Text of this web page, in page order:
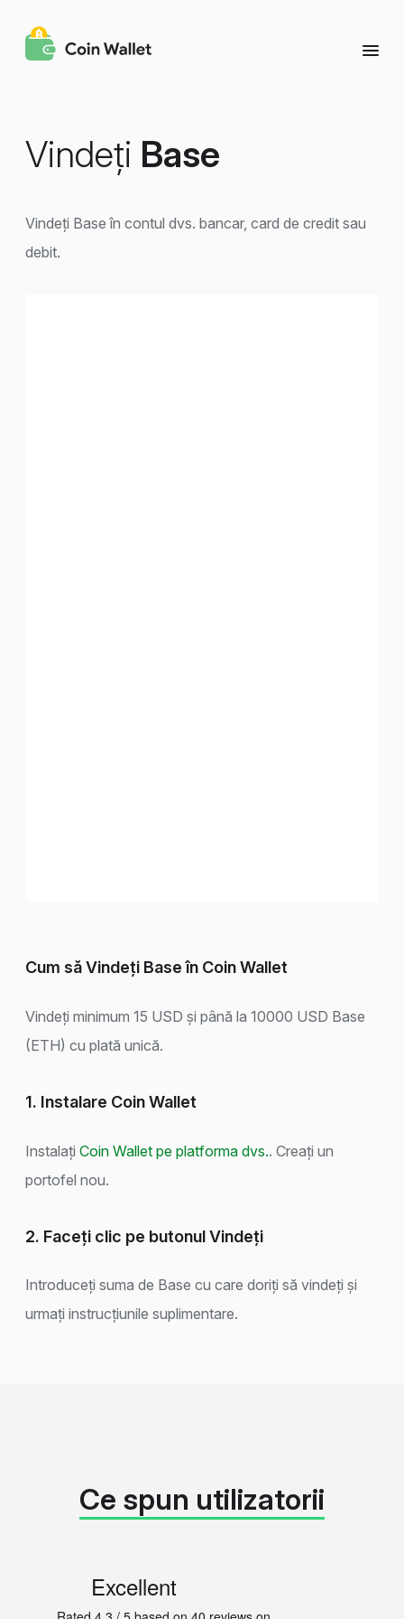
Vindeți Base
Vindeți Base în contul dvs. bancar, card de credit sau
debit.
Cum să Vindeți Base în Coin Wallet
Vindeți minimum 15 USD și până la 10000 USD Base
(ETH) cu plată unică.
1. Instalare Coin Wallet
Instalați Coin Wallet pe platforma dvs.. Creați un
portofel nou.
2. Faceți clic pe butonul Vindeți
Introduceți suma de Base cu care doriți să vindeți și
urmați instrucțiunile suplimentare.
Ce spun utilizatorii